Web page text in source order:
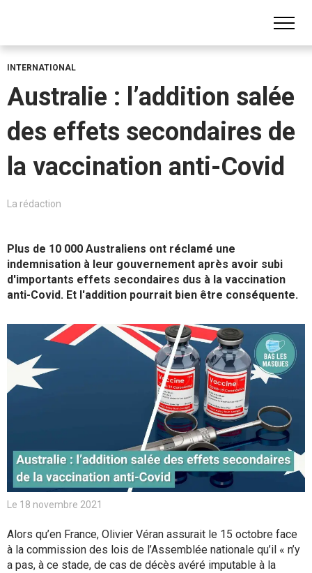
INTERNATIONAL
Australie : l’addition salée
des effets secondaires de
la vaccination anti-Covid
La rédaction
Plus de 10 000 Australiens ont réclamé une
indemnisation à leur gouvernement après avoir subi
d'importants effets secondaires dus à la vaccination
anti-Covid. Et l'addition pourrait bien être conséquente.
Le 18 novembre 2021
Alors qu’en France, Olivier Véran assurait le 15 octobre face
à la commission des lois de l’Assemblée nationale qu’il « n’y
a pas, à ce stade, de cas de décès avéré imputable à la